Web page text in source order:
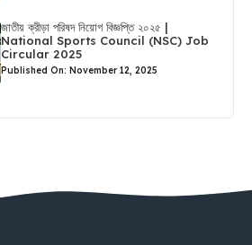
জাতীয় ক্রীড়া পরিষদ নিয়োগ বিজ্ঞপ্তি ২০২৫ |
National Sports Council (NSC) Job
Circular 2025
Published On: November 12, 2025